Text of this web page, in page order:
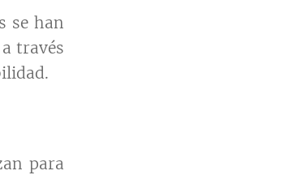
se han
través
para